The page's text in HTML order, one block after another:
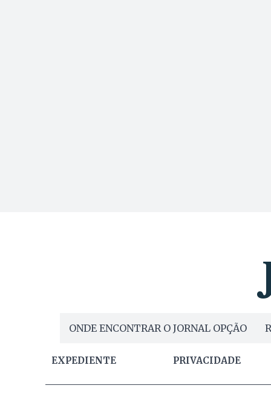
ONDE ENCONTRAR O JORNAL OPÇÃO
EXPEDIENTE PRIVACIDADE